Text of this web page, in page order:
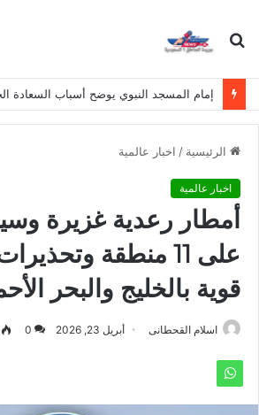
بحث
إمام المسجد النبوي يوضح أسباب السعادة
الرئيسية / اخبار عالمية
اخبار عالمية
أمطار رعدية غزيرة
على 11 منطقة
قوية بالخليج والبحر
اسلام القحطانى أبريل 23, 2026 0